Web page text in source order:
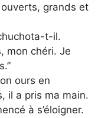
grands et
t-il.
mon chéri. Je
ours en
il a pris ma main.
à s’éloigner.